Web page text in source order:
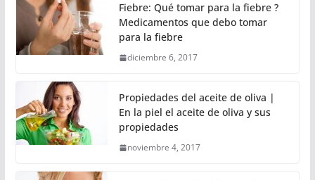
Fiebre: Qué tomar para la fiebre ?
Medicamentos que debo tomar
para la fiebre
diciembre 6, 2017
Propiedades del aceite de oliva |
En la piel el aceite de oliva y sus
propiedades
noviembre 4, 2017